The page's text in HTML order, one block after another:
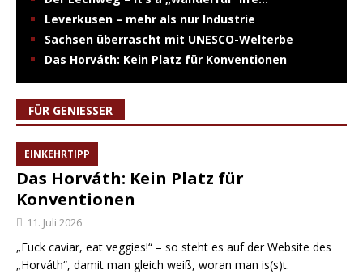
Leverkusen – mehr als nur Industrie
Sachsen überrascht mit UNESCO-Welterbe
Das Horváth: Kein Platz für Konventionen
FÜR GENIESSER
EINKEHRTIPP
Das Horváth: Kein Platz für
Konventionen
11. Juli 2026
„Fuck caviar, eat veggies!“ – so steht es auf der Website des
„Horváth“, damit man gleich weiß, woran man is(s)t.